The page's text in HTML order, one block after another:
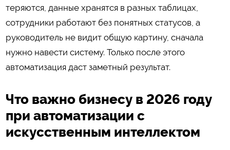
теряются, данные хранятся в разных таблицах,
сотрудники работают без понятных статусов, а
руководитель не видит общую картину, сначала
нужно навести систему. Только после этого
автоматизация даст заметный результат.
Что важно бизнесу в 2026 году
при автоматизации с
искусственным интеллектом